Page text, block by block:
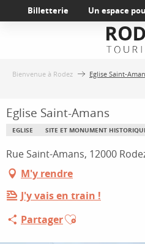
au
Billetterie Un espace
Bienvenue à Rodez Eglise Saint-
Eglise Saint-Amans
EGLISE SITE ET MONUMENT
Rue Saint-Amans, 12000
M'y rendre
J'y vais en train !
PartagerAjouter aux favoris